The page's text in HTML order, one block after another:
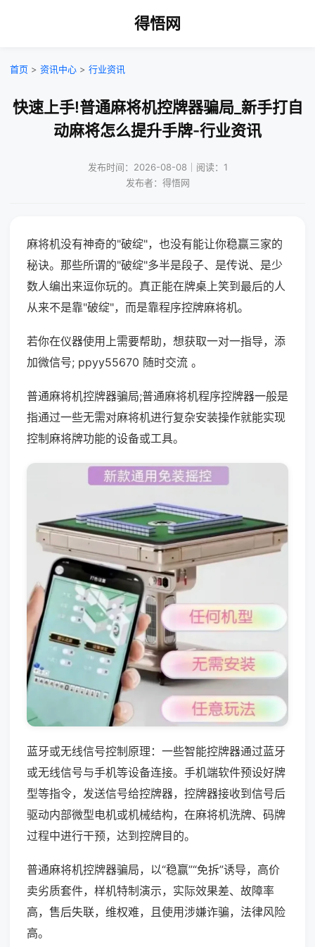
得悟网
首页 > 资讯中心 > 行业资讯
快速上手!普通麻将机控牌器骗局_新手打自
动麻将怎么提升手牌-行业资讯
发布时间：2026-08-08｜阅读：1
发布者：得悟网
麻将机没有神奇的"破绽"，也没有能让你稳赢三家的
秘诀。那些所谓的"破绽"多半是段子、是传说、是少
数人编出来逗你玩的。真正能在牌桌上笑到最后的人
从来不是靠"破绽"，而是靠程序控牌麻将机。
若你在仪器使用上需要帮助，想获取一对一指导，添
加微信号; ppyy55670 随时交流 。
普通麻将机控牌器骗局;普通麻将机程序控牌器一般是
指通过一些无需对麻将机进行复杂安装操作就能实现
控制麻将牌功能的设备或工具。
蓝牙或无线信号控制原理：一些智能控牌器通过蓝牙
或无线信号与手机等设备连接。手机端软件预设好牌
型等指令，发送信号给控牌器，控牌器接收到信号后
驱动内部微型电机或机械结构，在麻将机洗牌、码牌
过程中进行干预，达到控牌目的。
普通麻将机控牌器骗局，以“稳赢”“免拆”诱导，高价
卖劣质套件，样机特制演示，实际效果差、故障率
高，售后失联，维权难，且使用涉嫌诈骗，法律风险
高。